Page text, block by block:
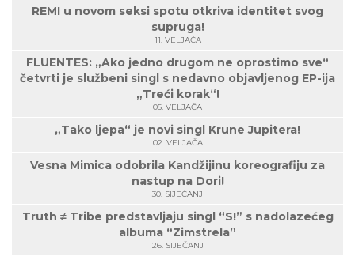
REMI u novom seksi spotu otkriva identitet svog
supruga!
11. VELJAČA
FLUENTES: „Ako jedno drugom ne oprostimo sve“
četvrti je službeni singl s nedavno objavljenog EP-ija
„Treći korak“!
05. VELJAČA
„Tako ljepa“ je novi singl Krune Jupitera!
02. VELJAČA
Vesna Mimica odobrila Kandžijinu koreografiju za
nastup na Dori!
30. SIJEČANJ
Truth ≠ Tribe predstavljaju singl “S!” s nadolazećeg
albuma “Zimstrela”
26. SIJEČANJ